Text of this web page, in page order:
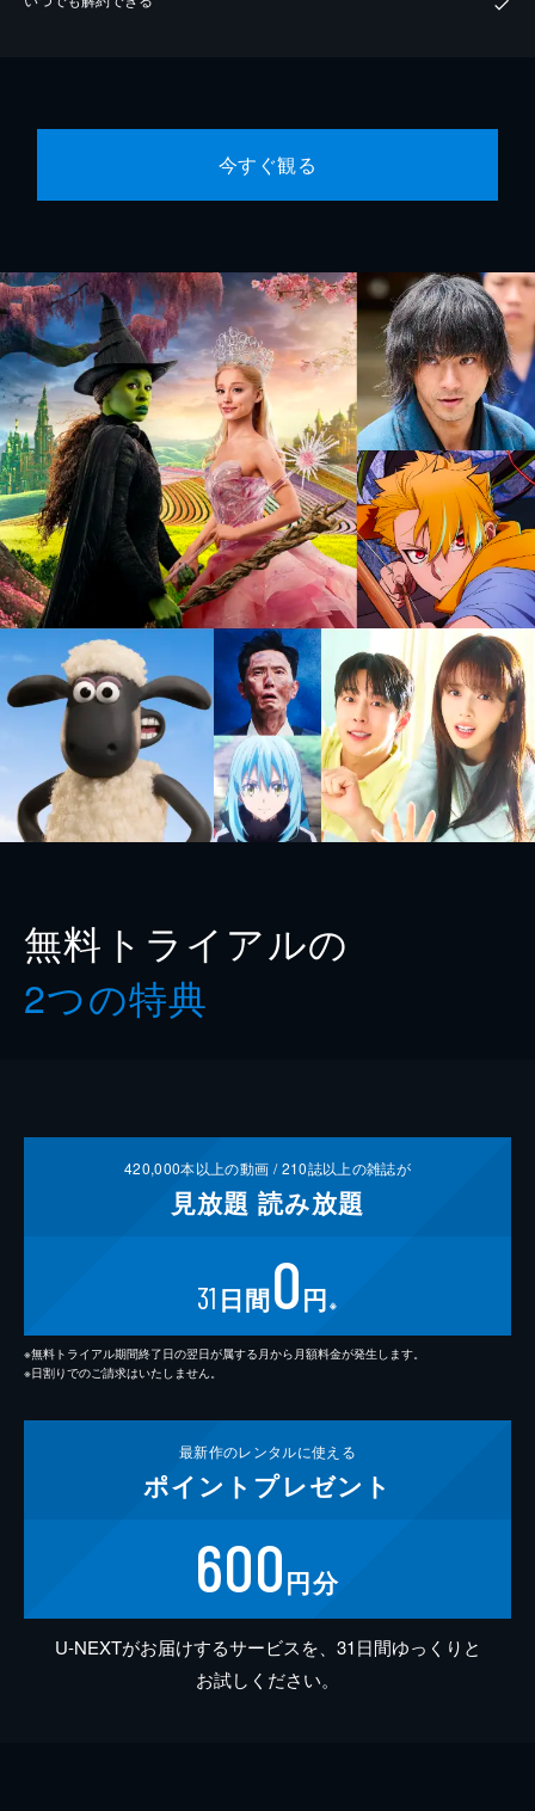
今すぐ観る
無料トライアルの
2つの特典
420,000本以上の動画 /210誌以上の雑誌が
見放題 読み放題
31 日間0円 ※
※無料トライアル期間終了日の翌日が属する月から月額料金が発生します。
※日割りでのご請求はいたしません。
最新作のレンタルに使える
ポイント プレゼント
600円分
U-NEXTがお届けするサービスを、31日間ゆっくりと
お試しください。